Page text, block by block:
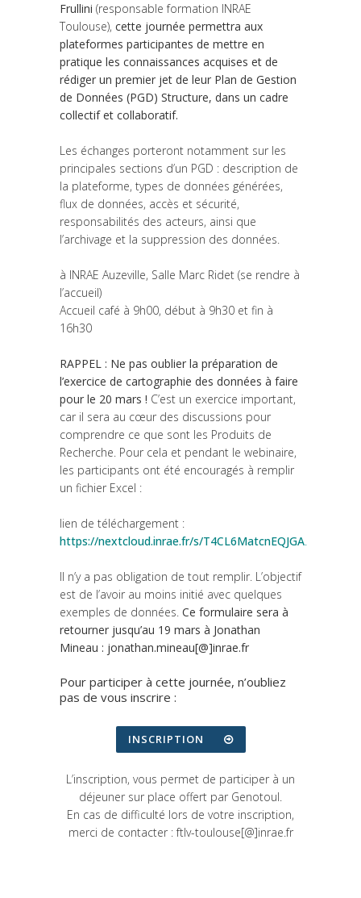
Frullini (responsable formation INRAE
Toulouse), cette journée permettra aux
plateformes participantes de mettre en
pratique les connaissances acquises et de
rédiger un premier jet de leur Plan de Gestion
de Données (PGD) Structure, dans un cadre
collectif et collaboratif.
Les échanges porteront notamment sur les
principales sections d’un PGD : description de
la plateforme, types de données générées,
flux de données, accès et sécurité,
responsabilités des acteurs, ainsi que
l’archivage et la suppression des données.
à INRAE Auzeville, Salle Marc Ridet (se rendre à
l’accueil)
Accueil café à 9h00, début à 9h30 et fin à
16h30
RAPPEL : Ne pas oublier la préparation de
l’exercice de cartographie des données à faire
pour le 20 mars ! C’est un exercice important,
car il sera au cœur des discussions pour
comprendre ce que sont les Produits de
Recherche. Pour cela et pendant le webinaire,
les participants ont été encouragés à remplir
un fichier Excel :
lien de téléchargement :
https://nextcloud.inrae.fr/s/T4CL6MatcnEQJGA.
Il n’y a pas obligation de tout remplir. L’objectif
est de l’avoir au moins initié avec quelques
exemples de données. Ce formulaire sera à
retourner jusqu’au 19 mars à Jonathan
Mineau : jonathan.mineau[@]inrae.fr
Pour participer à cette journée, n’oubliez
pas de vous inscrire :
INSCRIPTION
L’inscription, vous permet de participer à un
déjeuner sur place offert par Genotoul.
En cas de difficulté lors de votre inscription,
merci de contacter : ftlv-toulouse[@]inrae.fr